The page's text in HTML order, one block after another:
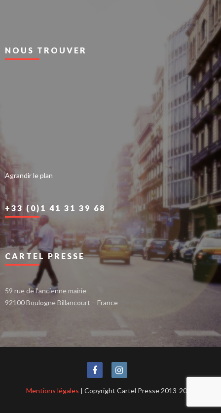
NOUS TROUVER
Agrandir le plan
+33 (0)1 41 31 39 68
CARTEL PRESSE
59 rue de l’ancienne mairie
92100 Boulogne Billancourt – France
Mentions légales | Copyright Cartel Presse 2013-2021